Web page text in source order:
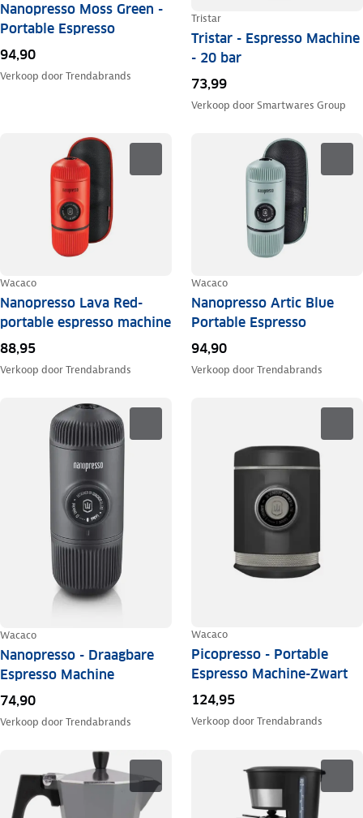
Nanopresso Moss Green -
Portable Espresso
94,90
Verkoop doorTrendabrands
Tristar
Tristar - Espresso Machine
- 20 bar
73,99
Verkoop doorSmartwares Group
Wacaco
Nanopresso Lava Red-
portable espresso machine
88,95
Verkoop doorTrendabrands
Wacaco
Nanopresso Artic Blue
Portable Espresso
94,90
Verkoop doorTrendabrands
Wacaco
Nanopresso - Draagbare
Espresso Machine
74,90
Verkoop doorTrendabrands
Wacaco
Picopresso - Portable
Espresso Machine-Zwart
124,95
Verkoop doorTrendabrands